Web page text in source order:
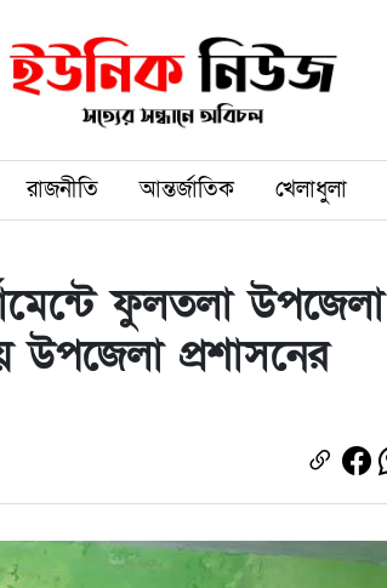
রাজনীতি আন্তর্জাতিক খেলাধুলা
ফুলতলা উপজেলা
উপজেলা প্রশাসনের